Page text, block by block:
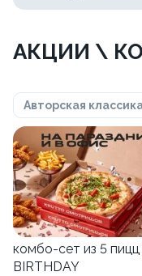
АКЦИИ \
Авторская
комбо-сет из 5 пицц
BIRTHDAY